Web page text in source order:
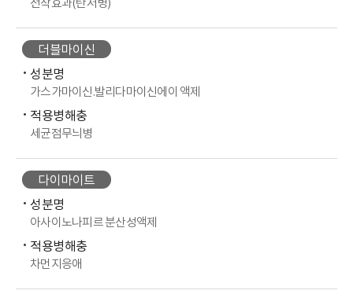
전착효과(탄저병)
더블마이신
성분명
가스가마이신.발리다마이신에이 액제
적용병해충
세균점무늬병
다이마이트
성분명
아사이노나피르 분산성액제
적용병해충
차먼지응애